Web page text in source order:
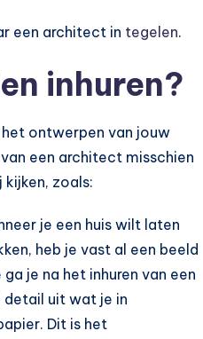
een architect in tegelen.
inhuren?
ontwerpen van jouw
een architect misschien
zoals:
je een huis wilt laten
heb je vast al een beeld
je na het inhuren van een
detail uit wat je in
Dit is het